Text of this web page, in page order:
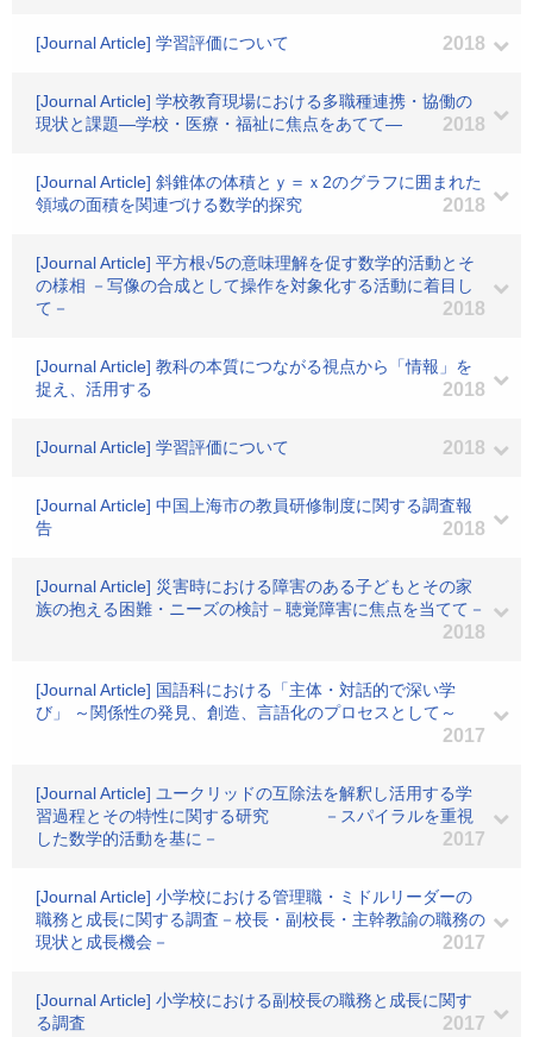
[Journal Article] 学習評価について 2018
[Journal Article] 学校教育現場における多職種連携・協働の
現状と課題―学校・医療・福祉に焦点をあてて―
2018
[Journal Article] 斜錐体の体積とｙ＝ｘ2のグラフに囲まれた
領域の面積を関連づける数学的探究
2018
[Journal Article] 平方根√5の意味理解を促す数学的活動とそ
の様相 －写像の合成として操作を対象化する活動に着目し
て－
2018
[Journal Article] 教科の本質につながる視点から「情報」を
捉え、活用する
2018
[Journal Article] 学習評価について 2018
[Journal Article] 中国上海市の教員研修制度に関する調査報
告
2018
[Journal Article] 災害時における障害のある子どもとその家
族の抱える困難・ニーズの検討－聴覚障害に焦点を当てて－
2018
[Journal Article] 国語科における「主体・対話的で深い学
び」 ～関係性の発見、創造、言語化のプロセスとして～
2017
[Journal Article] ユークリッドの互除法を解釈し活用する学
習過程とその特性に関する研究 －スパイラルを重視
した数学的活動を基に－
2017
[Journal Article] 小学校における管理職・ミドルリーダーの
職務と成長に関する調査－校長・副校長・主幹教諭の職務の
現状と成長機会－
2017
[Journal Article] 小学校における副校長の職務と成長に関す
る調査
2017